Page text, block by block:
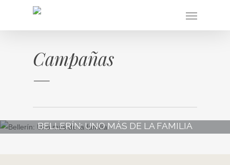
main
Campañas
BELLERÍN: UNO MÁS DE LA FAMILIA